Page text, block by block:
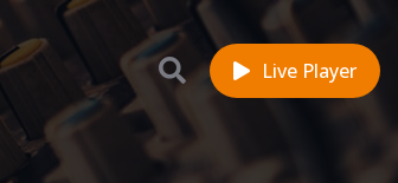
Live Player